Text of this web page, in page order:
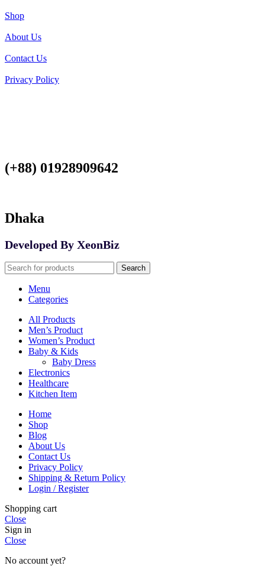
Shop
About Us
Contact Us
Privacy Policy
(+88) 01928909642
Dhaka
Developed By XeonBiz
Search
Menu
Categories
All Products
Men’s Product
Women’s Product
Baby & Kids
Baby Dress
Electronics
Healthcare
Kitchen Item
Home
Shop
Blog
About Us
Contact Us
Privacy Policy
Shipping & Return Policy
Login / Register
Shopping cart
Close
Sign in
Close
No account yet?